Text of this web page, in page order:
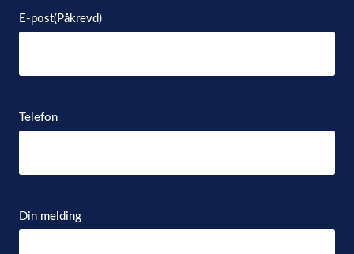
E-post(Påkrevd)
Telefon
Din melding